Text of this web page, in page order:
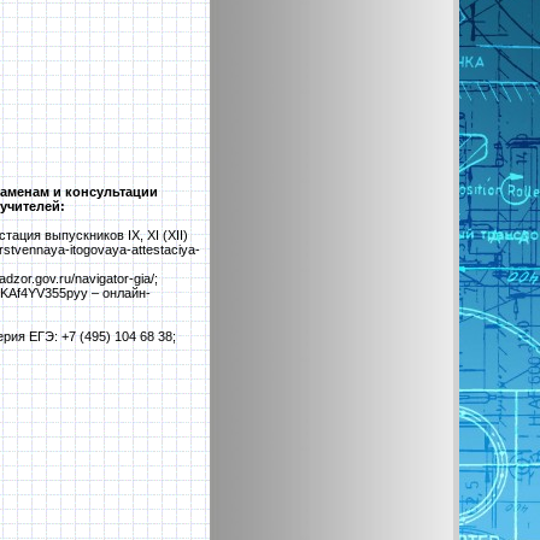
и консультации
выпускников IX, XI (XII)
itogovaya-attestaciya-
navigator-gia/;
– онлайн-
ЕГЭ: +7 (495) 104 68 38;